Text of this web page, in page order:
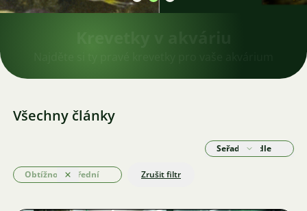
Všechny články
Obtížnost: Střední
Odstranit Zrušit filtr
Seřadit podle